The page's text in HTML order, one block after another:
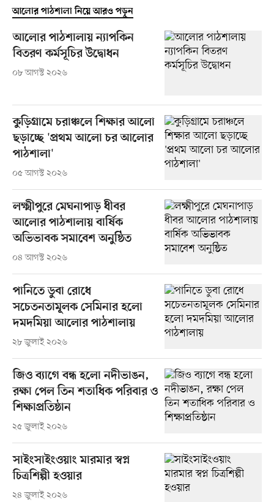
আলোর পাঠশালা নিয়ে আরও পড়ুন
আলোর পাঠশালায় ন্যাপকিন
বিতরণ কর্মসূচির উদ্বোধন
০৮ আগস্ট ২০২৬
কুড়িগ্রামে চরাঞ্চলে শিক্ষার আলো
ছড়াচ্ছে 'প্রথম আলো চর আলোর
পাঠশালা'
০৫ আগস্ট ২০২৬
লক্ষ্মীপুরে মেঘনাপাড় ধীবর
আলোর পাঠশালায় বার্ষিক
অভিভাবক সমাবেশ অনুষ্ঠিত
০৪ আগস্ট ২০২৬
পানিতে ডুবা রোধে
সচেতনতামূলক সেমিনার হলো
দমদমিয়া আলোর পাঠশালায়
২৮ জুলাই ২০২৬
জিও ব্যাগে বন্ধ হলো নদীভাঙন,
রক্ষা পেল তিন শতাধিক পরিবার ও
শিক্ষাপ্রতিষ্ঠান
২৫ জুলাই ২০২৬
সাইংসাইংওয়াং মারমার স্বপ্ন
চিত্রশিল্পী হওয়ার
২৪ জুলাই ২০২৬